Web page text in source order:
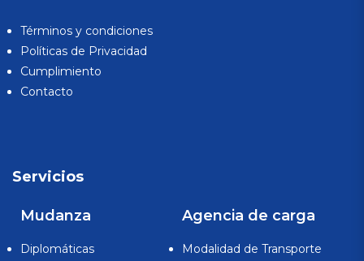
Términos y condiciones
Políticas de Privacidad
Cumplimiento
Contacto
Servicios
Mudanza
Diplomáticas
Agencia de carga
Modalidad de Transporte